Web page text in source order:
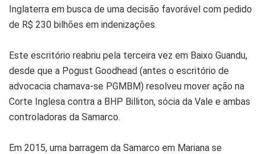
Inglaterra em busca de uma decisão favorável com pedido
de R$ 230 bilhões em indenizações.
Este escritório reabriu pela terceira vez em Baixo Guandu,
desde que a Pogust Goodhead (antes o escritório de
advocacia chamava-se PGMBM) resolveu mover ação na
Corte Inglesa contra a BHP Billiton, sócia da Vale e ambas
controladoras da Samarco.
Em 2015, uma barragem da Samarco em Mariana se